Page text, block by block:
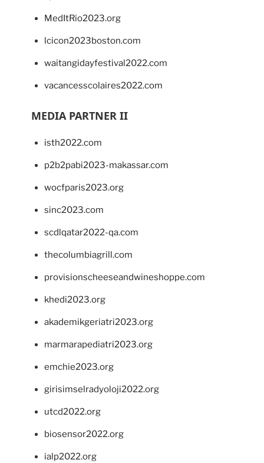
MedItRio2023.org
lcicon2023boston.com
waitangidayfestival2022.com
vacancesscolaires2022.com
MEDIA PARTNER II
isth2022.com
p2b2pabi2023-makassar.com
wocfparis2023.org
sinc2023.com
scdlqatar2022-qa.com
thecolumbiagrill.com
provisionscheeseandwineshoppe.com
khedi2023.org
akademikgeriatri2023.org
marmarapediatri2023.org
emchie2023.org
girisimselradyoloji2022.org
utcd2022.org
biosensor2022.org
ialp2022.org